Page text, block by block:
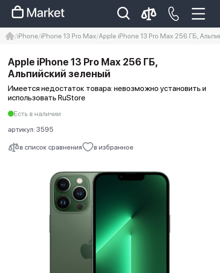
Iphone 14 pro max
айфон 14
iPhone iPhone 13 Pro Max Apple iPhone 13 Pro Max 256 ГБ,
в список сравнения в избранное
Apple iPhone 13 Pro Max 256 ГБ,
Альпийский зеленый
Имеется недостаток товара: невозможно установить и
использовать RuStore
Есть в наличии
артикул: 3595